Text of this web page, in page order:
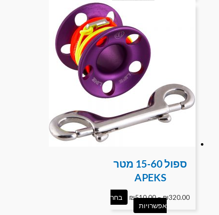
ספול 15-60 מטר
APEKS
₪320.00
–
₪510.00
בחר
אפשרויות